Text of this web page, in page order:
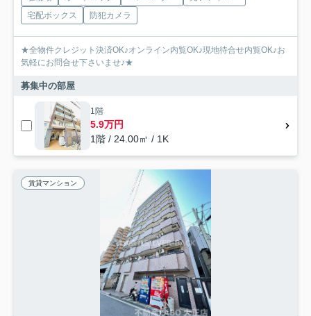
宅配ボックス
防犯カメラ
★全物件クレジット決済OK♪オンライン内覧OK♪現地待合せ内覧OK♪お
気軽にお問合せ下さいませ♪★
募集中の部屋
1階
5.9万円
1階 / 24.00㎡ / 1K
賃貸マンション